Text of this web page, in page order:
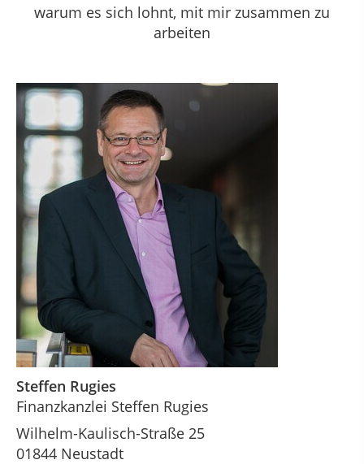
warum es sich lohnt, mit mir zusammen zu
arbeiten
Steffen Rugies
Finanzkanzlei Steffen Rugies
Wilhelm-Kaulisch-Straße 25
01844 Neustadt